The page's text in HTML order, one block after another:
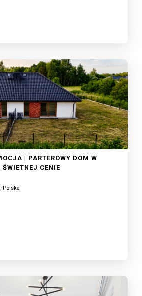
| PARTEROWY DOM W
CENIE
Polska